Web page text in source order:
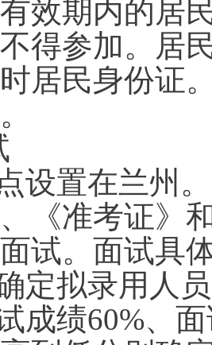
效期内的居
得参加。居
居民身份证
设置在兰州
《准考证》
试。面试具
定拟录用人员
成绩60%、